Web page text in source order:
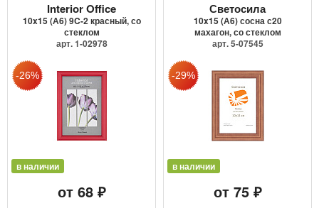
Interior Office
10x15 (А6) 9C-2 красный, со
стеклом
арт. 1-02978
в наличии
от 68 ₽
Светосила
10x15 (А6) сосна с20
махагон, со стеклом
арт. 5-07545
в наличии
от 75 ₽